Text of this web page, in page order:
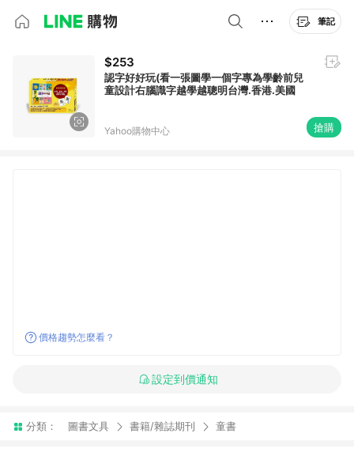
筆記
$253
認字好好玩(看一張圖學一個字專為學齡前兒
童設計右腦識字越學越聰明台灣.香港.美國
Yahoo購物中心 搶購
價格趨勢怎麼看？
設定到價通知
分類： 圖書文具 書籍/雜誌期刊 童書